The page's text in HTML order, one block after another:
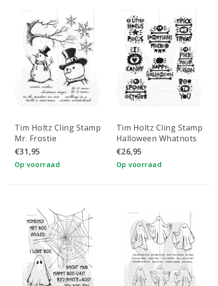
Tim Holtz Cling Stamp
Mr. Frostie
€31,95
Op voorraad
Tim Holtz Cling Stamp
Halloween Whatnots
€26,95
Op voorraad